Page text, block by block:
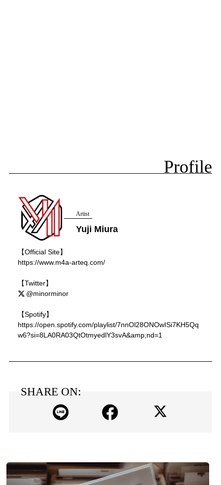
Profile
Artist
Yuji Miura
【Official Site】
https://www.m4a-arteq.com/
【Twitter】
@minorminor
【Spotify】
https://open.spotify.com/playlist/7nnOl28ONOwISi7KH5Qq
w6?si=8LA0RA03QtOtmyedlY3svA&amp;nd=1
SHARE ON: